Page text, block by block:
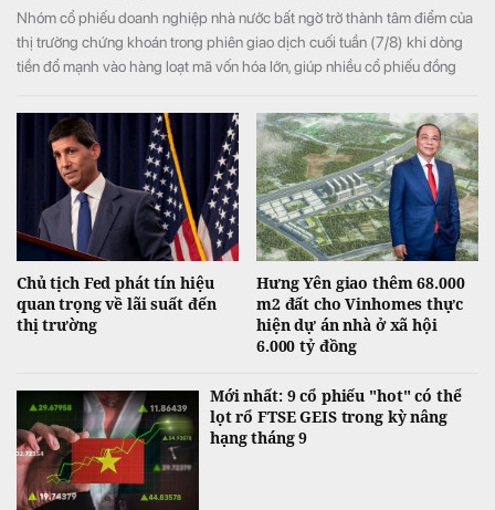
Nhóm cổ phiếu doanh nghiệp nhà nước bất ngờ trở thành tâm điểm của
thị trường chứng khoán trong phiên giao dịch cuối tuần (7/8) khi dòng
tiền đổ mạnh vào hàng loạt mã vốn hóa lớn, giúp nhiều cổ phiếu đồng
trong sắc đỏ.
Chủ tịch Fed phát tín hiệu
quan trọng về lãi suất đến
thị trường
Hưng Yên giao thêm 68.000
m2 đất cho Vinhomes thực
hiện dự án nhà ở xã hội
6.000 tỷ đồng
Mới nhất: 9 cổ phiếu "hot" có thể
lọt rổ FTSE GEIS trong kỳ nâng
hạng tháng 9